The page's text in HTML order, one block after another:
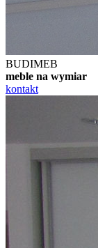
BUDIMEB
meble na wymiar
kontakt